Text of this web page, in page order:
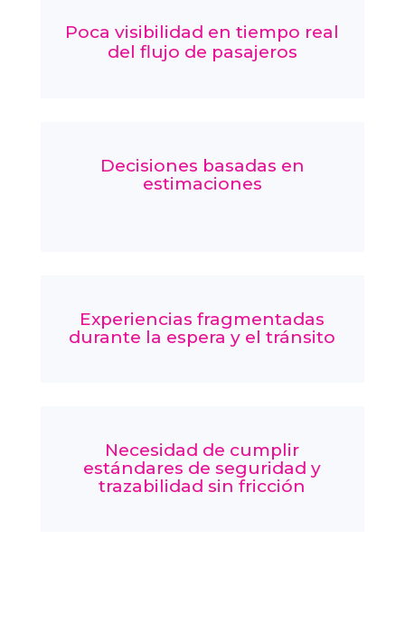
Poca visibilidad en tiempo real
del flujo de pasajeros
Decisiones basadas en
estimaciones
Experiencias fragmentadas
durante la espera y el tránsito
Necesidad de cumplir
estándares de seguridad y
trazabilidad sin fricción